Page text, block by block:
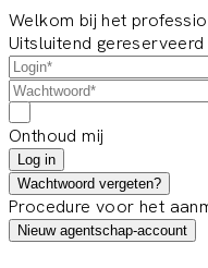
Welkom bij het
Uitsluitend
Onthoud mij
Log in
Wachtwoord vergeten?
Procedure voor het
Nieuw agentschap-account